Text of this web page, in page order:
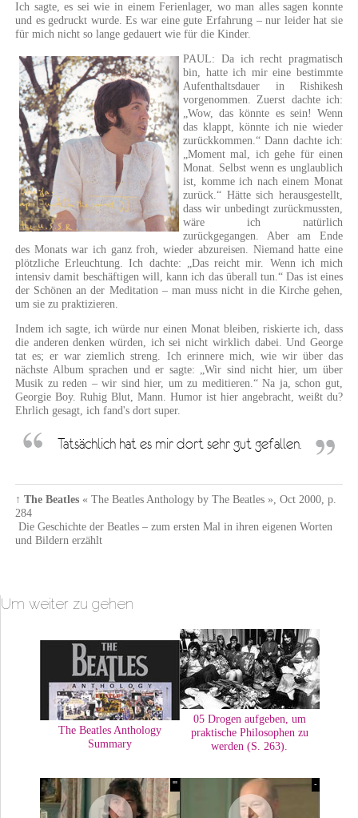
Ich sagte, es sei wie in einem Ferienlager, wo man alles sagen konnte
und es gedruckt wurde. Es war eine gute Erfahrung – nur leider hat sie
für mich nicht so lange gedauert wie für die Kinder.
PAUL: Da ich recht pragmatisch
bin, hatte ich mir eine bestimmte
Aufenthaltsdauer in Rishikesh
vorgenommen. Zuerst dachte ich:
„Wow, das könnte es sein! Wenn
das klappt, könnte ich nie wieder
zurückkommen.“ Dann dachte ich:
„Moment mal, ich gehe für einen
Monat. Selbst wenn es unglaublich
ist, komme ich nach einem Monat
zurück.“ Hätte sich herausgestellt,
dass wir unbedingt zurückmussten,
wäre ich natürlich
zurückgegangen. Aber am Ende
des Monats war ich ganz froh, wieder abzureisen. Niemand hatte eine
plötzliche Erleuchtung. Ich dachte: „Das reicht mir. Wenn ich mich
intensiv damit beschäftigen will, kann ich das überall tun.“ Das ist eines
der Schönen an der Meditation – man muss nicht in die Kirche gehen,
um sie zu praktizieren.
Indem ich sagte, ich würde nur einen Monat bleiben, riskierte ich, dass
die anderen denken würden, ich sei nicht wirklich dabei. Und George
tat es; er war ziemlich streng. Ich erinnere mich, wie wir über das
nächste Album sprachen und er sagte: „Wir sind nicht hier, um über
Musik zu reden – wir sind hier, um zu meditieren.“ Na ja, schon gut,
Georgie Boy. Ruhig Blut, Mann. Humor ist hier angebracht, weißt du?
Ehrlich gesagt, ich fand's dort super.
Tatsächlich hat es mir dort sehr gut gefallen.
↑ The Beatles « The Beatles Anthology by The Beatles » Oct 2000 p.
284
Die Geschichte der Beatles – zum ersten Mal in ihren eigenen Worten
und Bildern erzählt
Um weiter zu gehen
The Beatles Anthology
Summary
05 Drogen aufgeben, um
praktische Philosophen zu
werden (S. 263).
'" -